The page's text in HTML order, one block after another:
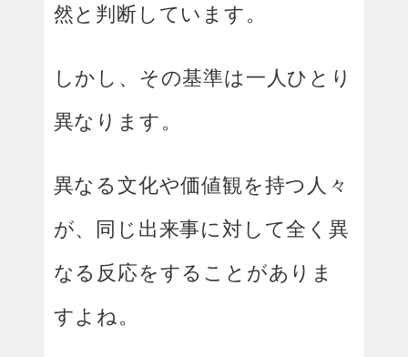
然と判断しています。
しかし、その基準は一人ひとり
異なります。
異なる文化や価値観を持つ人々
が、同じ出来事に対して全く異
なる反応をすることがありま
すよね。